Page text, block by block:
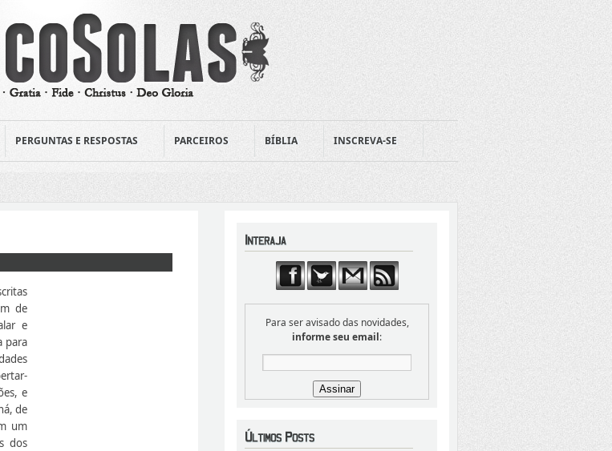
PERGUNTAS E RESPOSTAS PARCEIROS BÍBLIA INSCREVA-SE
Para ser avisado das novidades,
informe seu email:
de
e
para
e
de
um
dos